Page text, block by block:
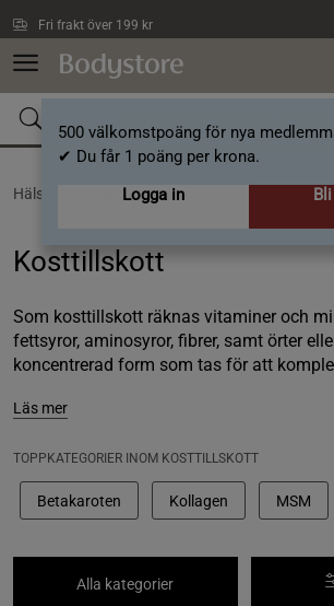
Fri frakt över 199 kr
500 välkomstpoäng för nya
✔ Du får 1 poäng per krona.
Logga in
Hälsa / Kosttillskott
Kosttillskott
Som kosttillskott räknas vitaminer och
fettsyror, aminosyror, fibrer, samt örter
koncentrerad form som tas för att
Läs mer
TOPPKATEGORIER INOM KOSTTILLSKOTT
Betakaroten Kollagen MSM
Alla kategorier